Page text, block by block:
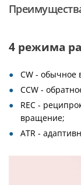
4 режима
CW - обычное
CCW -
REC -
вращение;
ATR -